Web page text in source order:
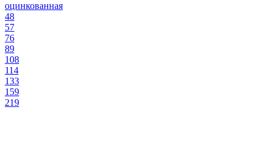
оцинкованная
48
57
76
89
108
114
133
159
219